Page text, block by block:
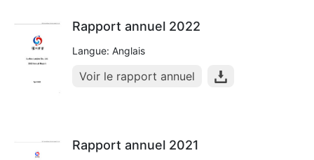
Rapport annuel 2022
Langue: Anglais
Voir le rapport annuel
Rapport annuel 2021